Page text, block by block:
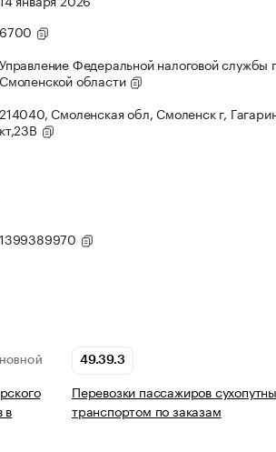
6700
Управление Федеральной налоговой службы
Смоленской области
214040, Смоленская обл, Смоленск г,
кт,23В
1399389970
в
49.39.3
Перевозки пассажиров
транспортом по заказам